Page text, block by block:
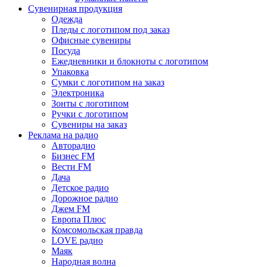
Сувенирная продукция
Одежда
Пледы с логотипом под заказ
Офисные сувениры
Посуда
Ежедневники и блокноты с логотипом
Упаковка
Сумки с логотипом на заказ
Электроника
Зонты с логотипом
Ручки с логотипом
Сувениры на заказ
Реклама на радио
Авторадио
Бизнес FM
Вести FM
Дача
Детское радио
Дорожное радио
Джем FM
Европа Плюс
Комсомольская правда
LOVE радио
Маяк
Народная волна